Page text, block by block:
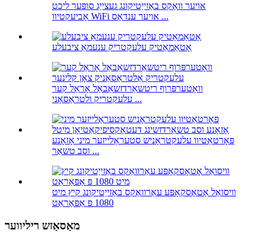
אויער וואַקס באַזייַטיקונג געצייַג סופּער ליכט
אָביעקטיוו WiFi אויער ענדאָס ...
אָטאַמאַטיק עלעקטריק ענעמאַ ציבעלע
וואָטערפּרוף ריטשאַרדזשאַבאַל אָראַל קער
עלעקטריק ולטראַסאָני ...
פּאָרטאַטיוו עלעקטראָניש סטעראַלייזער מיני אָזאָנע
וסב טשאַר ...
וויסואַל אָטאָסקאָפּע עאַרוואַקס באַזייַטיקונג קיץ מיט
1080 פּ אַפּאַראַט
מאַסאַזש ריליווער